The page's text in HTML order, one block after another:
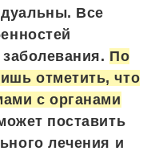
Все
По
отметить, что
с органами
поставить
лечения и